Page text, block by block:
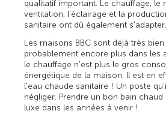
qualitatif important. Le chauffage, le
ventilation, l'éclairage et la
sanitaire ont dû également s'adapter.
Les maisons BBC sont déjà très
probablement encore plus dans les
le chauffage n'est plus le gros
énergétique de la maison. Il est en
l'eau chaude sanitaire ! Un poste
négliger. Prendre un bon bain
luxe dans les années à venir !